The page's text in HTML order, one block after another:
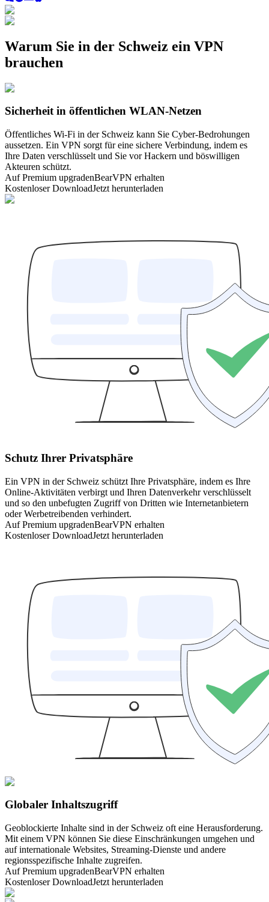
Warum Sie in der Schweiz ein VPN
brauchen
Sicherheit in öffentlichen WLAN-Netzen
Öffentliches Wi-Fi in der Schweiz kann Sie Cyber-Bedrohungen
aussetzen. Ein VPN sorgt für eine sichere Verbindung, indem es
Ihre Daten verschlüsselt und Sie vor Hackern und böswilligen
Akteuren schützt.
Auf Premium upgradenBearVPN erhalten
Kostenloser DownloadJetzt herunterladen
Schutz Ihrer Privatsphäre
Ein VPN in der Schweiz schützt Ihre Privatsphäre, indem es Ihre
Online-Aktivitäten verbirgt und Ihren Datenverkehr verschlüsselt
und so den unbefugten Zugriff von Dritten wie Internetanbietern
oder Werbetreibenden verhindert.
Auf Premium upgradenBearVPN erhalten
Kostenloser DownloadJetzt herunterladen
Globaler Inhaltszugriff
Geoblockierte Inhalte sind in der Schweiz oft eine Herausforderung.
Mit einem VPN können Sie diese Einschränkungen umgehen und
auf internationale Websites, Streaming-Dienste und andere
regionsspezifische Inhalte zugreifen.
Auf Premium upgradenBearVPN erhalten
Kostenloser DownloadJetzt herunterladen